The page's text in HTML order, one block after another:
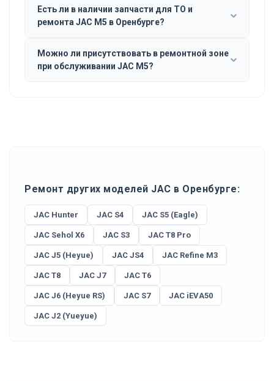
Есть ли в наличии запчасти для ТО и
ремонта JAC M5 в Оренбурге?
Можно ли присутствовать в ремонтной зоне
при обслуживании JAC M5?
Ремонт других моделей JAC в Оренбурге:
JAC Hunter JAC S4 JAC S5 (Eagle)
JAC Sehol X6 JAC S3 JAC T8 Pro
JAC J5 (Heyue) JAC JS4 JAC Refine M3
JAC T8 JAC J7 JAC T6
JAC J6 (Heyue RS) JAC S7 JAC iEVA50
JAC J2 (Yueyue)